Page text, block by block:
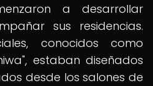
a desarrollar
sus residencias.
conocidos como
estaban diseñados
desde los salones de